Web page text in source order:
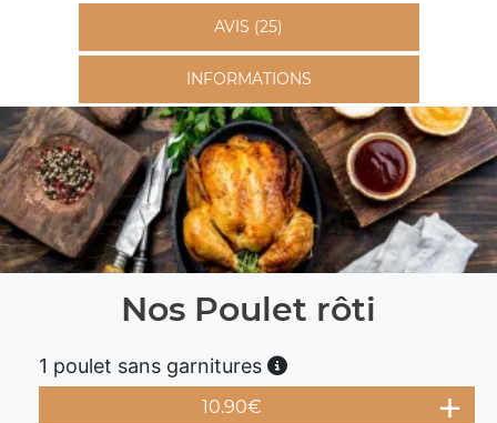
AVIS (25)
INFORMATIONS
Nos Poulet rôti
1 poulet sans garnitures
10.90€